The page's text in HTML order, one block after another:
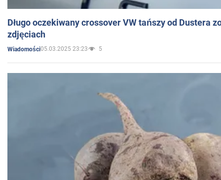
Długo oczekiwany crossover VW tańszy od Dustera
zdjęciach
Wiadomości05.03.2025 23:23 5